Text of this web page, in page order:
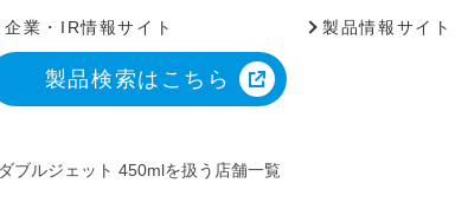
企業・IR情報サイト 製品情報サイト
製品検索はこちら
ブルジェット 450mlを扱う店舗一覧